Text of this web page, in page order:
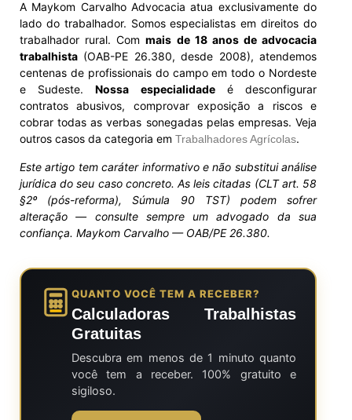
A Maykom Carvalho Advocacia atua exclusivamente do
lado do trabalhador. Somos especialistas em direitos do
trabalhador rural. Commais de 18 anos de advocacia
trabalhista (OAB-PE 26.380, desde 2008), atendemos
centenas de profissionais do campo em todo o Nordeste
e Sudeste.Nossa especialidadeé desconfigurar
contratos abusivos, comprovar exposição a riscos e
cobrar todas as verbas sonegadas pelas empresas. Veja
outros casos da categoria em Trabalhadores Agrícolas.
Este artigo tem caráter informativo e não substitui análise
jurídica do seu caso concreto. As leis citadas (CLT art. 58
§2º (pós-reforma), Súmula 90 TST) podem sofrer
alteração — consulte sempre um advogado da sua
confiança. Maykom Carvalho — OAB/PE 26.380.
QUANTO VOCÊ TEM A RECEBER?
Calculadoras Trabalhistas
Gratuitas
Descubra em menos de 1 minuto quanto
você tem a receber. 100% gratuito e
sigiloso.